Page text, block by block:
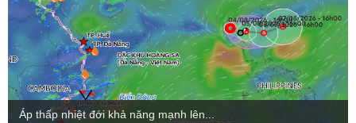
Áp thấp nhiệt đới khả năng mạnh lên...